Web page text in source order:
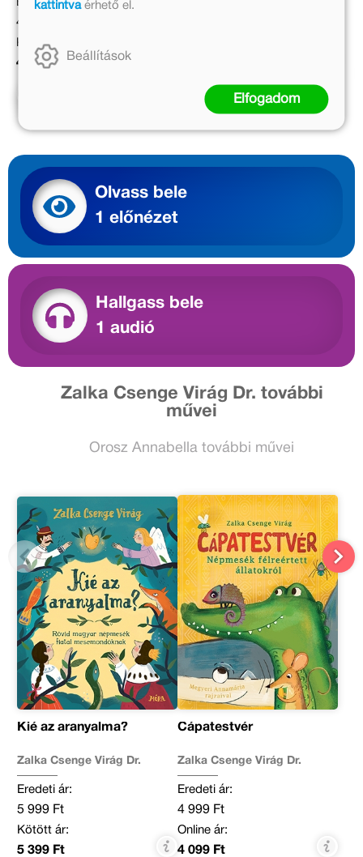
Eredeti ár:
4 499 Ft
Kötött ár:
4 049 Ft
Olvass bele
1 előnézet
Hallgass bele
1 audió
Zalka Csenge Virág Dr. további
művei
Orosz Annabella további művei
Kié az aranyalma?
Zalka Csenge Virág Dr.
Eredeti ár:
5 999 Ft
Kötött ár:
5 399 Ft
Cápatestvér
Zalka Csenge Virág Dr.
Eredeti ár:
4 999 Ft
Online ár:
4 099 Ft
kattintvaérhető el.
Beállítások
Elfogadom